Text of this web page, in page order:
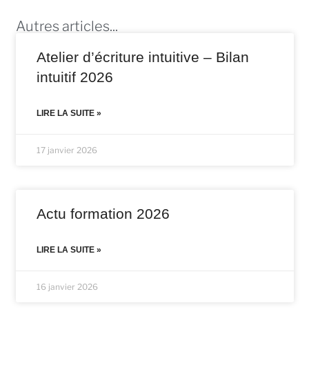
Autres articles...
Atelier d’écriture intuitive – Bilan
intuitif 2026
LIRE LA SUITE »
17 janvier 2026
Actu formation 2026
LIRE LA SUITE »
16 janvier 2026